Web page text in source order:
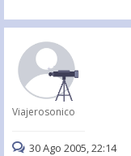
Viajerosonico
30 Ago 2005, 22:14